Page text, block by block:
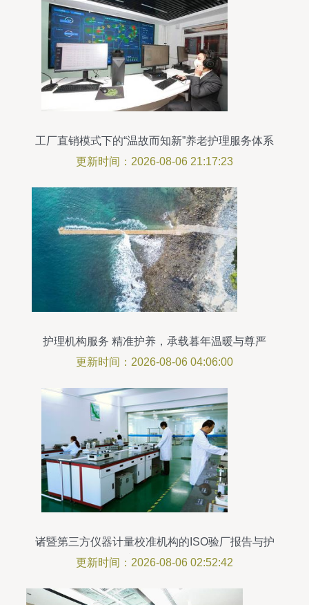
工厂直销模式下的“温故而知新”养老护理服务体系
解析
更新时间：2026-08-06 21:17:23
护理机构服务 精准护养，承载暮年温暖与尊严
更新时间：2026-08-06 04:06:00
诸暨第三方仪器计量校准机构的ISO验厂报告与护
理机构服务分析
更新时间：2026-08-06 02:52:42